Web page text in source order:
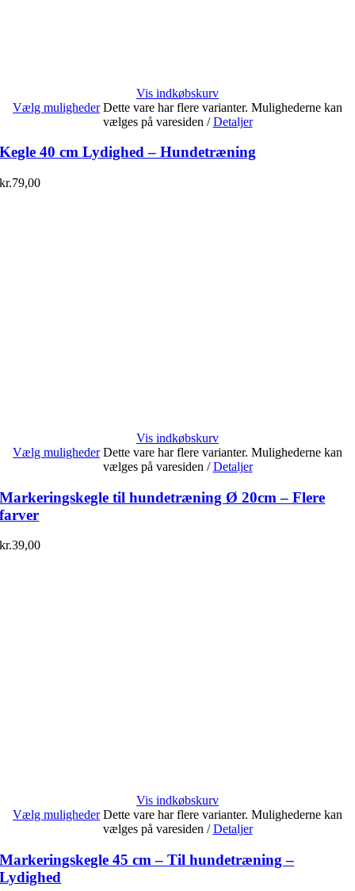
Vis indkøbskurv
Vælg muligheder Dette vare har flere varianter. Mulighederne kan
vælges på varesiden / Detaljer
Kegle 40 cm Lydighed – Hundetræning
kr.79,00
Vis indkøbskurv
Vælg muligheder Dette vare har flere varianter. Mulighederne kan
vælges på varesiden / Detaljer
Markeringskegle til hundetræning Ø 20cm – Flere
farver
kr.39,00
Vis indkøbskurv
Vælg muligheder Dette vare har flere varianter. Mulighederne kan
vælges på varesiden / Detaljer
Markeringskegle 45 cm – Til hundetræning –
Lydighed